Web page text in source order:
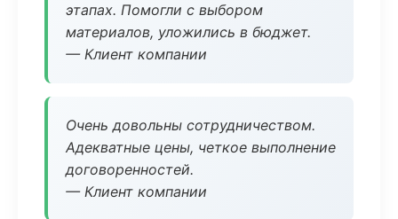
этапах. Помогли с выбором
материалов, уложились в бюджет.
— Клиент компании
Очень довольны сотрудничеством.
Адекватные цены, четкое выполнение
договоренностей.
— Клиент компании